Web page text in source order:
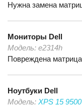
Нужна замена
Мониторы Dell
Модель: e2314h
Повреждена
Ноутбуки Dell
Модель: XPS 15 9500